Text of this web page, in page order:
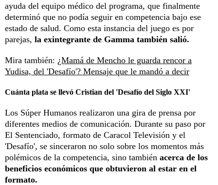
ayuda del equipo médico del programa, que finalmente
determinó que no podía seguir en competencia bajo ese
estado de salud. Como esta instancia del juego es por
parejas, la exintegrante de Gamma también salió.
Mira también: ¿Mamá de Mencho le guarda rencor a
Yudisa, del 'Desafío'? Mensaje que le mandó a decir
Cuánta plata se llevó Cristian del 'Desafío del Siglo XXI'
Los Súper Humanos realizaron una gira de prensa por
diferentes medios de comunicación. Durante su paso por
El Sentenciado, formato de Caracol Televisión y el
'Desafío', se sinceraron no solo sobre los momentos más
polémicos de la competencia, sino también acerca de los
beneficios económicos que obtuvieron al estar en el
formato.